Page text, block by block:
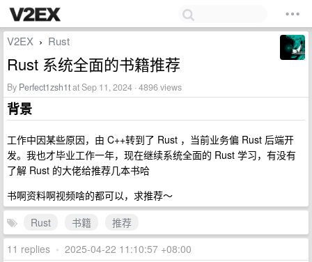
V2EX › Rust
Rust 系统全面的书籍推荐
By Perfect1zsh1tat Sep 11, 2024 · 4896 views
背景
工作中因某些原因，由 C++转到了 Rust ，当前业务偏 Rust 后端开
发。我也才毕业工作一年，现在继续系统全面的 Rust 学习，有没有
了解 Rust 的大佬给推荐几本书哈
书啊资料啊视频啥的都可以，求推荐～
Rust
书籍
推荐
11 replies • 2025-04-22 11:10:57 +08:00